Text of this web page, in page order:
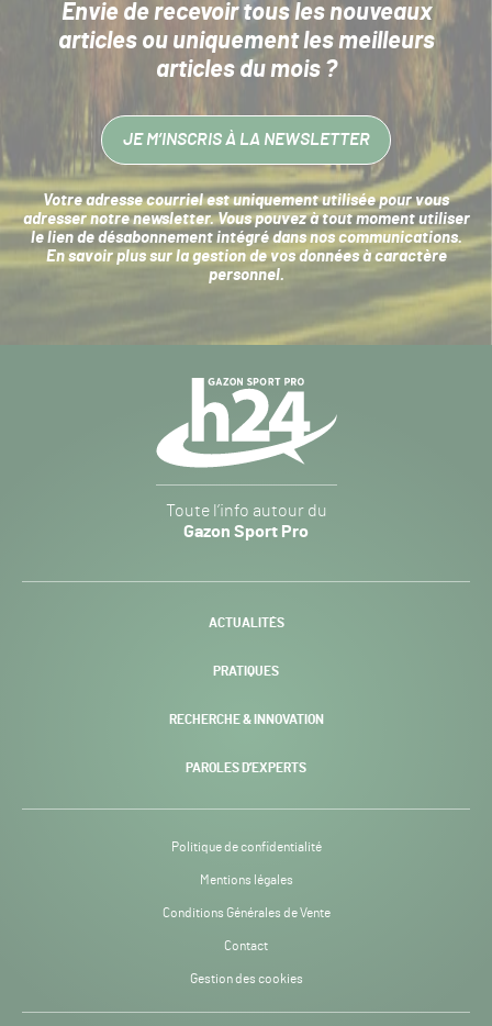
Envie de recevoir tous les nouveaux
articlesou uniquement les meilleurs
articles du mois ?
JE M’INSCRIS À LA NEWSLETTER
Votre adresse courriel est uniquement utilisée pour vous
adresser notre newsletter. Vous pouvez à tout moment utiliser
le lien de désabonnement intégré dans nos communications.
En savoir plus sur la gestion de vos données à caractère
personnel.
Sport
Pro
-
Toute l’info autour du
Gazon Sport Pro
ACTUALITÉS
PRATIQUES
RECHERCHE & INNOVATION
PAROLES D’EXPERTS
Politique de confidentialité
Mentions légales
Conditions Générales de Vente
Contact
Gestion des cookies